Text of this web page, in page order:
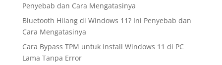
Penyebab dan Cara Mengatasinya
Bluetooth Hilang di Windows 11? Ini Penyebab dan
Cara Mengatasinya
Cara Bypass TPM untuk Install Windows 11 di PC
Lama Tanpa Error